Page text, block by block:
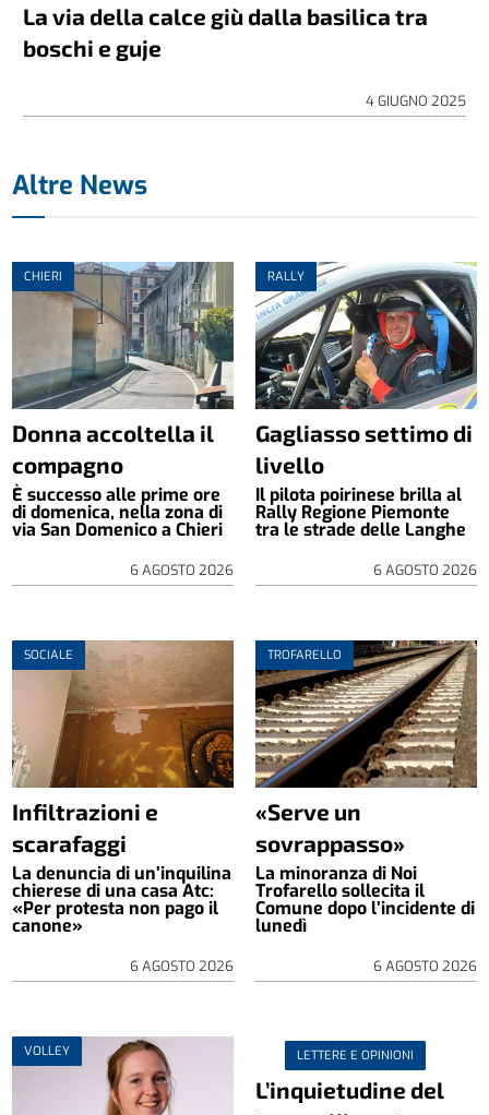
La via della calce giù dalla basilica tra
boschi e guje
4 GIUGNO 2025
Altre News
CHIERI
Donna accoltella il
compagno
È successo alle prime ore
di domenica, nella zona di
via San Domenico a Chieri
6 AGOSTO 2026
RALLY
Gagliasso settimo di
livello
Il pilota poirinese brilla al
Rally Regione Piemonte
tra le strade delle Langhe
6 AGOSTO 2026
SOCIALE
Infiltrazioni e
scarafaggi
La denuncia di un’inquilina
chierese di una casa Atc:
«Per protesta non pago il
canone»
6 AGOSTO 2026
TROFARELLO
«Serve un
sovrappasso»
La minoranza di Noi
Trofarello sollecita il
Comune dopo l’incidente di
lunedì
6 AGOSTO 2026
VOLLEY LETTERE E OPINIONI
L’inquietudine del